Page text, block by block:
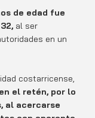
de edad fue
al ser
en un
costarricense,
el retén, por lo
al acercarse